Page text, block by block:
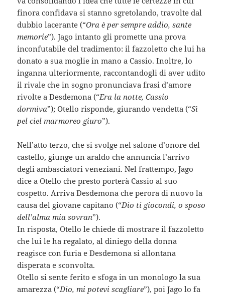
finora confidava si stanno sgretolando, travolte dal
dubbio lacerante (“Ora è per sempre addio, sante
memorie”). Jago intanto gli promette una prova
inconfutabile del tradimento: il fazzoletto che lui ha
donato a sua moglie in mano a Cassio. Inoltre, lo
inganna ulteriormente, raccontandogli di aver udito
il rivale che in sogno pronunciava frasi d’amore
rivolte a Desdemona (“Era la notte, Cassio
dormiva”); Otello risponde, giurando vendetta (“Sì
pel ciel marmoreo giuro”).
Nell’atto terzo, che si svolge nel salone d’onore del
castello, giunge un araldo che annuncia l’arrivo
degli ambasciatori veneziani. Nel frattempo, Jago
dice a Otello che presto porterà Cassio al suo
cospetto. Arriva Desdemona che perora di nuovo la
causa del giovane capitano (“Dio ti giocondi, o sposo
dell’alma mia sovran”).
In risposta, Otello le chiede di mostrare il fazzoletto
che lui le ha regalato, al diniego della donna
reagisce con furia e Desdemona si allontana
disperata e sconvolta.
Otello si sente ferito e sfoga in un monologo la sua
amarezza (“Dio, mi potevi scagliare”), poi Jago lo fa